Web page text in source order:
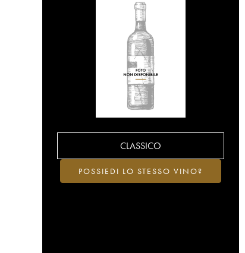
CLASSICO
POSSIEDI LO STESSO VINO?